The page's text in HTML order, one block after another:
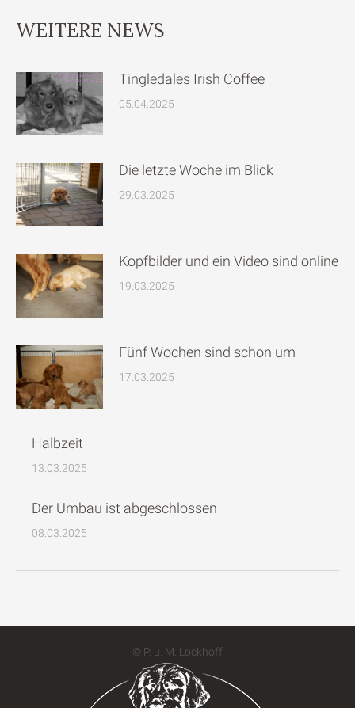
WEITERE NEWS
Tingledales Irish Coffee
05.04.2025
Die letzte Woche im Blick
29.03.2025
Kopfbilder und ein Video sind online
19.03.2025
Fünf Wochen sind schon um
17.03.2025
Halbzeit
13.03.2025
Der Umbau ist abgeschlossen
08.03.2025
© P. u. M. Lockhoff